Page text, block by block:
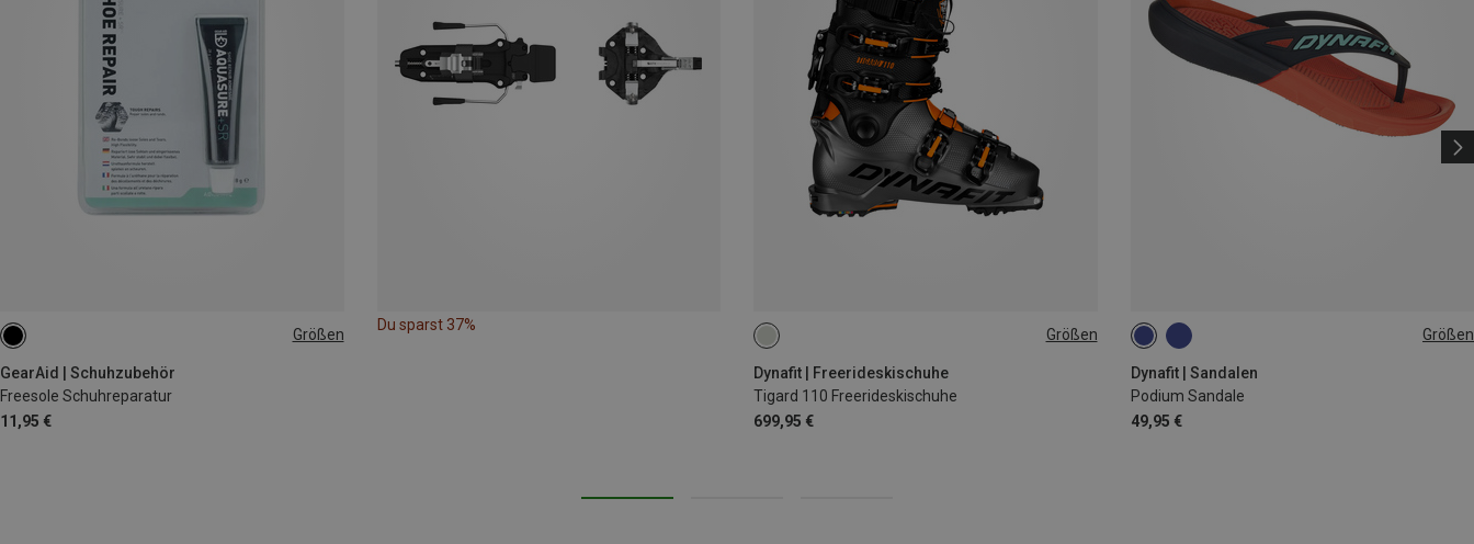
Größen
GearAid | Schuhzubehör
Freesole Schuhreparatur
11,95 €
ONE SIZE
Du sparst 37%
Größen
Dynafit | Freerideskischuhe
Tigard 110 Freerideskischuhe
699,95 €
Größen
Dynafit | Sandalen
Podium Sandale
49,95 €
36.5